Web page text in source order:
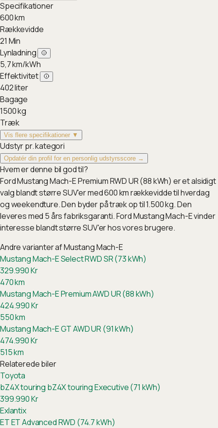
Specifikationer
600km
Rækkevidde
21 Min
Lynladning
5,7km/kWh
Effektivitet
402liter
Bagage
1500kg
Træk
Vis flere specifikationer ▼
Udstyr pr. kategori
Opdatér din profil for en personlig udstyrsscore →
Hvem er denne bil god til?
Ford Mustang Mach-E Premium RWD UR (88 kWh) er et alsidigt
valg blandt større SUV'er med 600 km rækkevidde til hverdag
og weekendture. Den byder på træk op til 1.500 kg. Den
leveres med 5 års fabriksgaranti. Ford Mustang Mach-E vinder
interesse blandt større SUV'er hos vores brugere.
Andre varianter afMustang Mach-E
Mustang Mach-E Select RWD SR (73 kWh)
329.990Kr
470km
Mustang Mach-E Premium AWD UR (88 kWh)
424.990Kr
550km
Mustang Mach-E GT AWD UR (91 kWh)
474.990Kr
515km
Relaterede biler
Toyota
bZ4X touring bZ4X touring Executive (71 kWh)
399.990Kr
Exlantix
ETET Advanced RWD (74.7 kWh)